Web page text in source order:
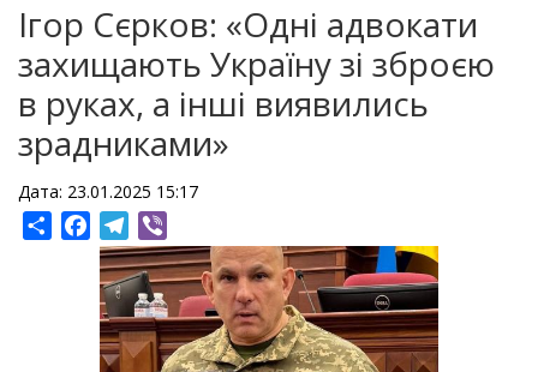
Ігор Сєрков: «Одні адвокати
захищають Україну зі зброєю
в руках, а інші виявились
зрадниками»
Дата: 23.01.2025 15:17
ShareFacebookTelegram